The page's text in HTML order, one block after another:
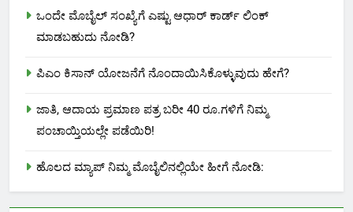
ಒಂದೇ ಮೊಬೈಲ್ ಸಂಖ್ಯೆಗೆ ಎಷ್ಟು ಆಧಾರ್ ಕಾರ್ಡ್ ಲಿಂಕ್
ಮಾಡಬಹುದು ನೋಡಿ?
ಪಿಎಂ ಕಿಸಾನ್ ಯೋಜನೆಗೆ ನೊಂದಾಯಿಸಿಕೊಳ್ಳುವುದು ಹೇಗೆ?
ಜಾತಿ, ಆದಾಯ ಪ್ರಮಾಣ ಪತ್ರ ಬರೀ 40 ರೂ.ಗಳಿಗೆ ನಿಮ್ಮ
ಪಂಚಾಯ್ತಿಯಲ್ಲೇ ಪಡೆಯಿರಿ!
ಹೊಲದ ಮ್ಯಾಪ್ ನಿಮ್ಮ ಮೊಬೈಲಿನಲ್ಲಿಯೇ ಹೀಗೆ ನೋಡಿ: